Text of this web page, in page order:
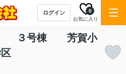
ログイン
お気に入り
0
３号棟 芳賀小